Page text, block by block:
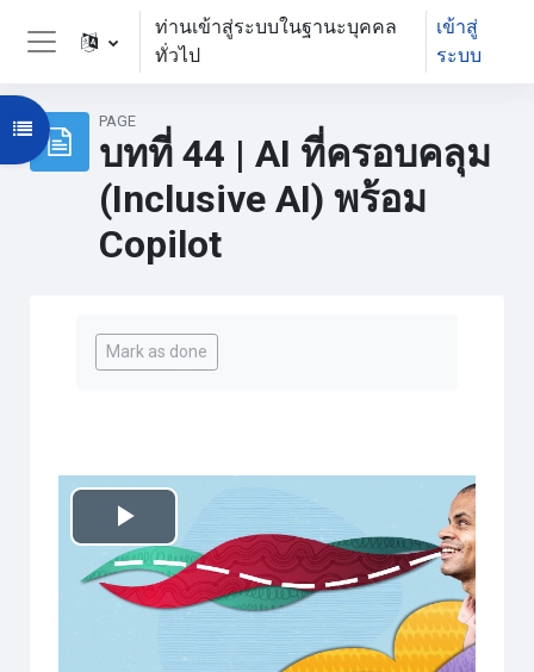
ข้ามไปที่เนื้อหาหลัก
Side panel
ท่านเข้าสู่ระบบในฐานะบุคคล
ทั่วไป
เข้าสู่
ระบบ
PAGE
บทที่ 44 | AI ที่ครอบคลุม
(Inclusive AI) พร้อม
Copilot
Open course index
Mark as done
เล่น
วิดีโอ